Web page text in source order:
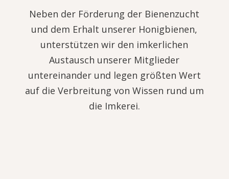
Neben der Förderung der Bienenzucht
und dem Erhalt unserer Honigbienen,
unterstützen wir den imkerlichen
Austausch unserer Mitglieder
untereinander und legen größten Wert
auf die Verbreitung von Wissen rund um
die Imkerei.